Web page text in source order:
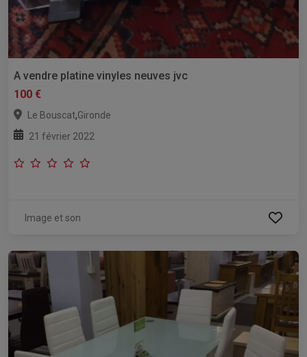
A vendre platine vinyles neuves jvc
100 €
Le Bouscat,Gironde
21 février 2022
Image et son